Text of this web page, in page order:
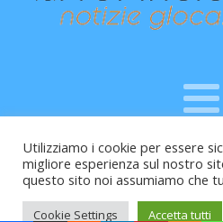
Raffaele Vitali - via Leopardi
Cod.Fisc VTLRFL77B02L500Y
Trib.Fermo n.04/
Utilizziamo i cookie per essere
migliore esperienza sul nostro
questo sito noi assumiamo che
Cookie Settings Accetta tutti